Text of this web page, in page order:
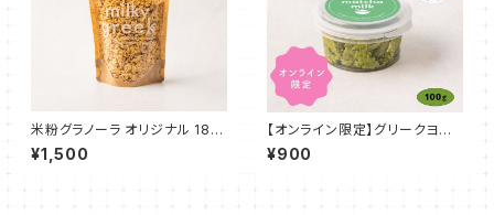
米粉グラノーラ オリジナル 180
g
¥1,500
【オンライン限定】グリークヨー
グルト 抹茶ミルク 100g
¥900